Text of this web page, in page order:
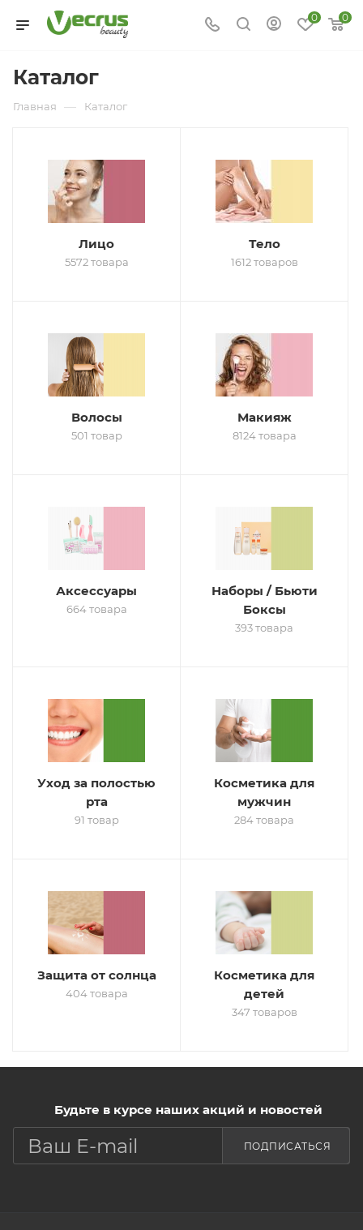
0 0
Каталог
Главная — Каталог
Лицо
5572 товара
Тело
1612 товаров
Волосы
501 товар
Макияж
8124 товара
Аксессуары
664 товара
Наборы / Бьюти
Боксы
393 товара
Уход за полостью
рта
91 товар
Косметика для
мужчин
284 товара
Защита от солнца
404 товара
Косметика для
детей
347 товаров
Будьте в курсе наших акций и новостей
ПОДПИСАТЬСЯ